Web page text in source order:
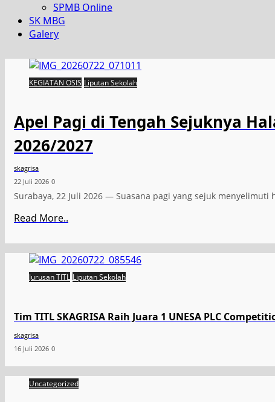
SPMB Online
SK MBG
Galery
KEGIATAN OSIS Liputan Sekolah
Apel Pagi di Tengah Sejuknya
2026/2027
skagrisa
22 Juli 2026 0
Surabaya, 22 Juli 2026 — Suasana pagi yang sejuk menyelimuti
Read More..
Jurusan TITL Liputan Sekolah
Tim TITL SKAGRISA Raih Juara 1 UNESA PLC
skagrisa
16 Juli 2026 0
Uncategorized